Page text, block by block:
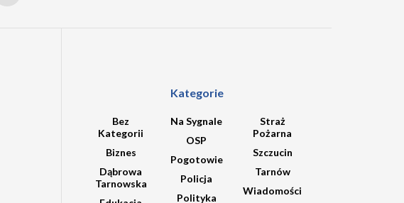
Kategorie
Bez
Kategorii
Biznes
Dąbrowa
Tarnowska
Na Sygnale
OSP
Pogotowie
Policja
Polityka
Straż
Pożarna
Szczucin
Tarnów
Wiadomości